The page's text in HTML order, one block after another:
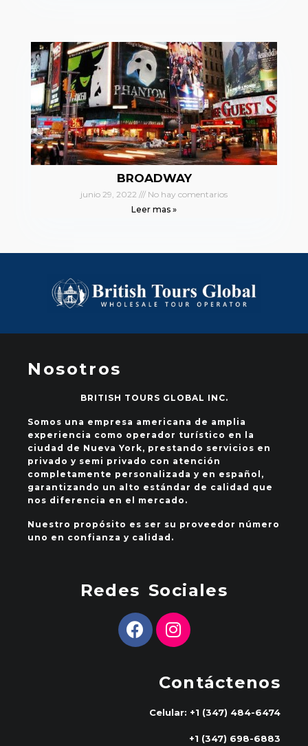
BROADWAY
junio 29, 2022
No hay comentarios
Leer mas »
Nosotros
BRITISH TOURS GLOBAL INC.
Somos una empresa americana de amplia
experiencia como operador turístico en la
ciudad de Nueva York, prestando servicios en
privado y semi privado con atención
completamente personalizada y en español,
garantizando un alto estándar de calidad que
nos diferencia en el mercado.
Nuestro propósito es ser su proveedor número
uno en confianza y calidad.
Redes Sociales
Contáctenos
Celular: +1 (347) 484-6474
+1 (347) 698-6883